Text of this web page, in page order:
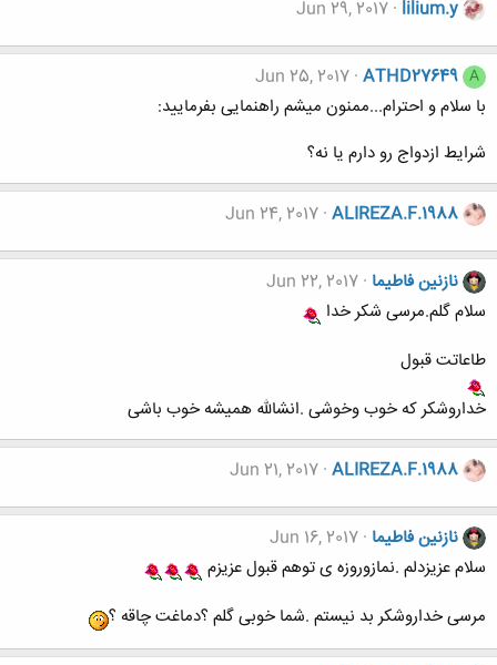
lilium.y
Jun 29, 2017
A
ATHD27649
Jun 25, 2017
با سلام و احترام...ممنون میشم راهنمایی بفرمایید:
شرایط ازدواج رو دارم یا نه؟
ALIREZA.F.1988
Jun 24, 2017
نازنین فاطیما Jun 22, 2017
سلام گلم.مرسی شکر خدا
طاعاتت قبول
خداروشکر که خوب وخوشی .انشالله همیشه خوب باشی
ALIREZA.F.1988
Jun 21, 2017
نازنین فاطیما Jun 16, 2017
سلام عزیزدلم .نمازوروزه ی توهم قبول عزیزم
مرسی خداروشکر بد نیستم .شما خوبی گلم ؟دماغت چاقه ؟